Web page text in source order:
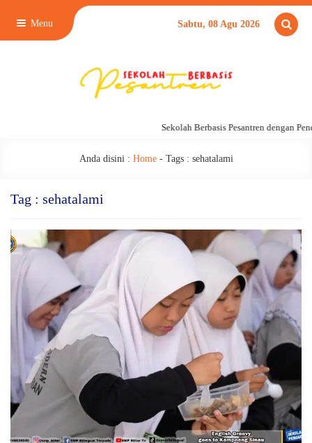
Menu Sabtu, 08 Agu 2026
Sekolah Berbasis Pesantren dengan
Anda disini : Home- Tags : sehatalami
Tag : sehatalami